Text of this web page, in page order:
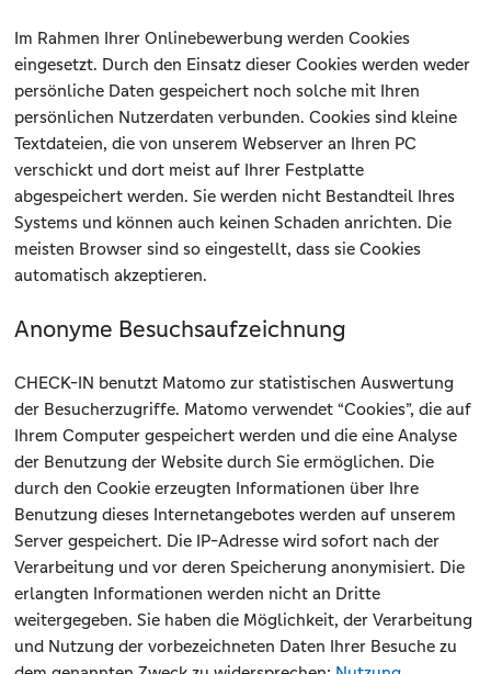
Im Rahmen Ihrer Onlinebewerbung werden Cookies
eingesetzt. Durch den Einsatz dieser Cookies werden weder
persönliche Daten gespeichert noch solche mit Ihren
persönlichen Nutzerdaten verbunden. Cookies sind kleine
Textdateien, die von unserem Webserver an Ihren PC
verschickt und dort meist auf Ihrer Festplatte
abgespeichert werden. Sie werden nicht Bestandteil Ihres
Systems und können auch keinen Schaden anrichten. Die
meisten Browser sind so eingestellt, dass sie Cookies
automatisch akzeptieren.
Anonyme Besuchsaufzeichnung
CHECK-IN benutzt Matomo zur statistischen Auswertung
der Besucherzugriffe. Matomo verwendet “Cookies”, die auf
Ihrem Computer gespeichert werden und die eine Analyse
der Benutzung der Website durch Sie ermöglichen. Die
durch den Cookie erzeugten Informationen über Ihre
Benutzung dieses Internetangebotes werden auf unserem
Server gespeichert. Die IP-Adresse wird sofort nach der
Verarbeitung und vor deren Speicherung anonymisiert. Die
erlangten Informationen werden nicht an Dritte
weitergegeben. Sie haben die Möglichkeit, der Verarbeitung
und Nutzung der vorbezeichneten Daten Ihrer Besuche zu